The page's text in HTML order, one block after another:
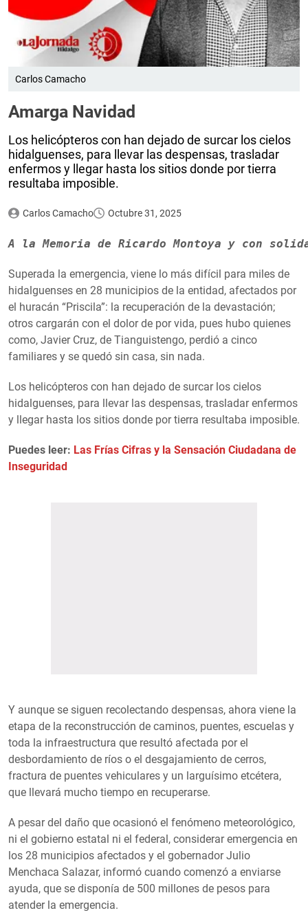
Carlos Camacho
Amarga Navidad
Los helicópteros con han dejado de surcar los cielos
hidalguenses, para llevar las despensas, trasladar
enfermos y llegar hasta los sitios donde por tierra
resultaba imposible.
Carlos Camacho Octubre 31, 2025
A la Memoria de Ricardo Montoya y con
Superada la emergencia, viene lo más difícil para miles de
hidalguenses en 28 municipios de la entidad, afectados por
el huracán “Priscila”: la recuperación de la devastación;
otros cargarán con el dolor de por vida, pues hubo quienes
como, Javier Cruz, de Tianguistengo, perdió a cinco
familiares y se quedó sin casa, sin nada.
Los helicópteros con han dejado de surcar los cielos
hidalguenses, para llevar las despensas, trasladar enfermos
y llegar hasta los sitios donde por tierra resultaba imposible.
Puedes leer: Las Frías Cifras y la Sensación Ciudadana de
Inseguridad
Y aunque se siguen recolectando despensas, ahora viene la
etapa de la reconstrucción de caminos, puentes, escuelas y
toda la infraestructura que resultó afectada por el
desbordamiento de ríos o el desgajamiento de cerros,
fractura de puentes vehiculares y un larguísimo etcétera,
que llevará mucho tiempo en recuperarse.
A pesar del daño que ocasionó el fenómeno meteorológico,
ni el gobierno estatal ni el federal, considerar emergencia en
los 28 municipios afectados y el gobernador Julio
Menchaca Salazar, informó cuando comenzó a enviarse
ayuda, que se disponía de 500 millones de pesos para
atender la emergencia.